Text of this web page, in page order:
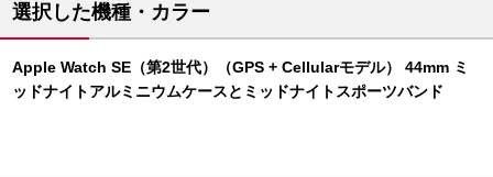
選択した機種・カラー
Apple Watch SE（第2世代）（GPS + Cellularモデル） 44mm ミ
ッドナイトアルミニウムケースとミッドナイトスポーツバンド